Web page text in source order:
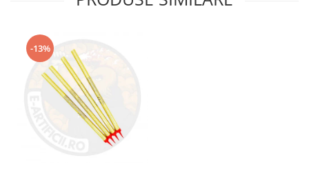
-13%